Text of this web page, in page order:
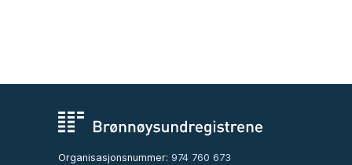
Organisasjonsnummer: 974 760 673